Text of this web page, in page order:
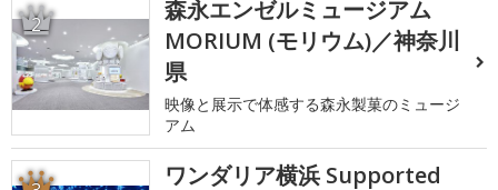
2
森永エンゼルミュージアム
MORIUM (モリウム)／神奈川
県
映像と展示で体感する森永製菓のミュージ
アム
ワンダリア横浜 Supported